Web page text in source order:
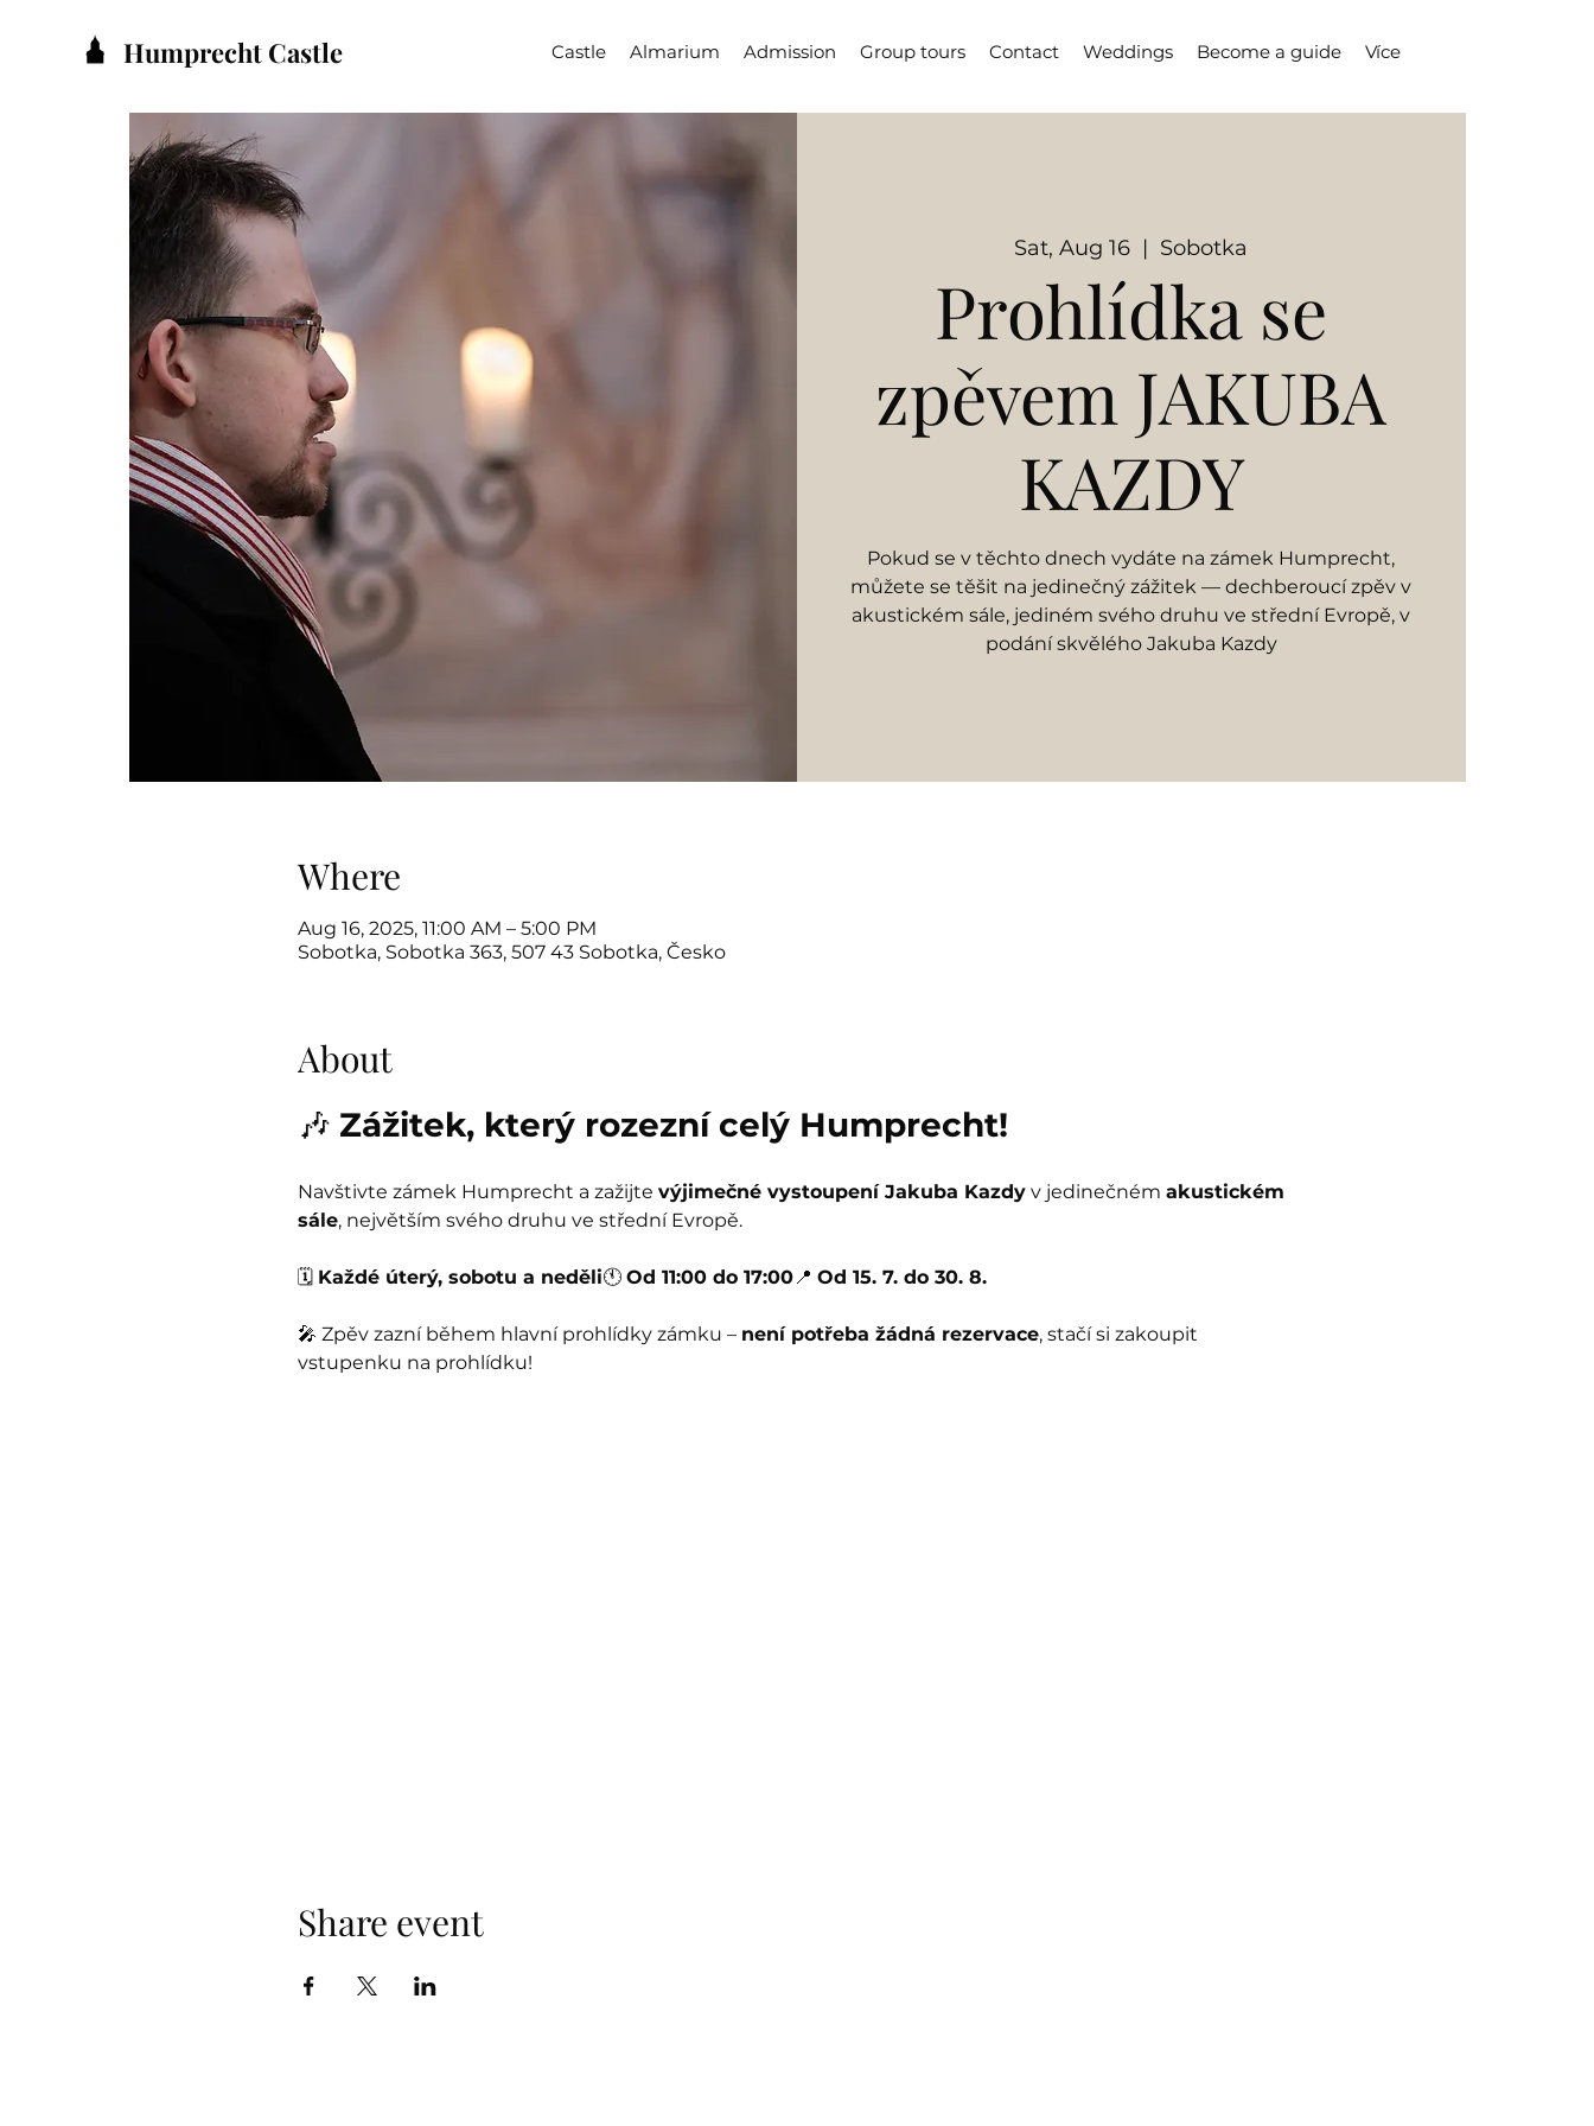
Humprecht Castle Castle Almarium Admission Group tours Contact Weddings Become a guide Více
Sat, Aug 16
  |
Sobotka
Prohlídka se
zpěvem JAKUBA
KAZDY
Pokud se v těchto dnech vydáte na zámek Humprecht,
můžete se těšit na jedinečný zážitek — dechberoucí zpěv v
akustickém sále, jediném svého druhu ve střední Evropě, v
podání skvělého Jakuba Kazdy
Where
Aug 16, 2025, 11:00 AM – 5:00 PM
Sobotka, Sobotka 363, 507 43 Sobotka, Česko
About
🎶 Zážitek, který rozezní celý Humprecht!
Navštivte zámek Humprecht a zažijte výjimečné vystoupení Jakuba Kazdy v jedinečném akustickém
sále, největším svého druhu ve střední Evropě.
🗓️ Každé úterý, sobotu a neděli🕚 Od 11:00 do 17:00📍 Od 15. 7. do 30. 8.
🎤 Zpěv zazní během hlavní prohlídky zámku – není potřeba žádná rezervace, stačí si zakoupit
vstupenku na prohlídku!
Share event